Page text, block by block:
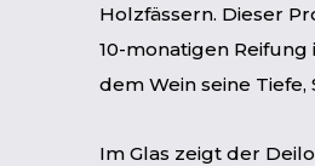
Holzfässern. Dieser
10-monatigen Reifung
dem Wein seine
Im Glas zeigt der